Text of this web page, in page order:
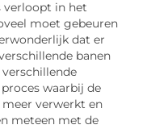
verloopt in het
moet gebeuren
dat er
banen
proces waarbij de
verwerkt en
meteen met de